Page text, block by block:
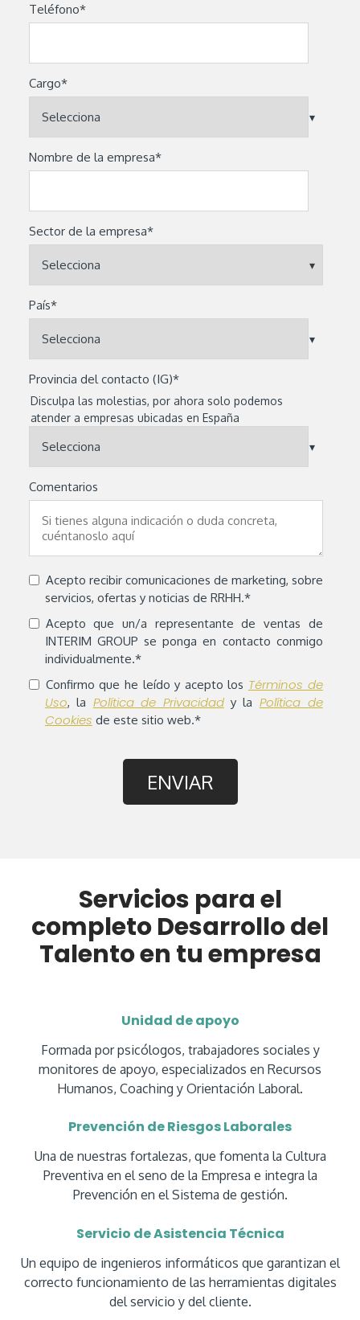
Teléfono*
Cargo*
Nombre de la empresa*
Sector de la empresa*
País*
Provincia del contacto (IG)*
Disculpa las molestias, por ahora solo podemos
atender a empresas ubicadas en España
Comentarios
Acepto recibir comunicaciones de marketing, sobre
servicios, ofertas y noticias de RRHH.*
Acepto que un/a representante de ventas de
INTERIM GROUP se ponga en contacto conmigo
individualmente.*
Confirmo que he leído y acepto los Términos de
Uso, la Política de Privacidady la Política de
Cookies de este sitio web.*
Servicios para el
completo Desarrollo del
Talento en tu empresa
Unidad de apoyo
Formada por psicólogos, trabajadores sociales y
monitores de apoyo, especializados en Recursos
Humanos, Coaching y Orientación Laboral.
Prevención de Riesgos Laborales
Una de nuestras fortalezas, que fomenta la Cultura
Preventiva en el seno de la Empresa e integra la
Prevención en el Sistema de gestión.
Servicio de Asistencia Técnica
Un equipo de ingenieros informáticos que garantizan el
correcto funcionamiento de las herramientas digitales
del servicio y del cliente.